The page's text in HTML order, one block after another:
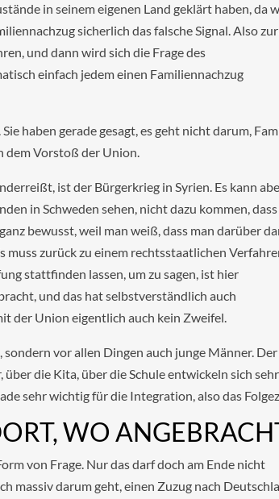
in seinem eigenen Land geklärt haben, da
sicherlich das falsche Signal. Also
und dann wird sich die Frage des
einfach jedem einen Familiennachzug
haben gerade gesagt, es geht nicht darum,
dem Vorstoß der Union.
ist der Bürgerkrieg in Syrien. Es kann
in Schweden sehen, nicht dazu kommen, dass
bewusst, weil man weiß, dass man darüber
muss zurück zu einem rechtsstaatlichen
stattfinden lassen, um zu sagen, ist hier
und das hat selbstverständlich auch
der Union eigentlich auch kein Zweifel.
vor allen Dingen auch junge Männer. Der
die Kita, über die Schule entwickeln sich sehr
sehr wichtig für die Integration, also das
WO
von Frage. Nur das darf doch am Ende nicht
massiv darum geht, einen Zuzug nach